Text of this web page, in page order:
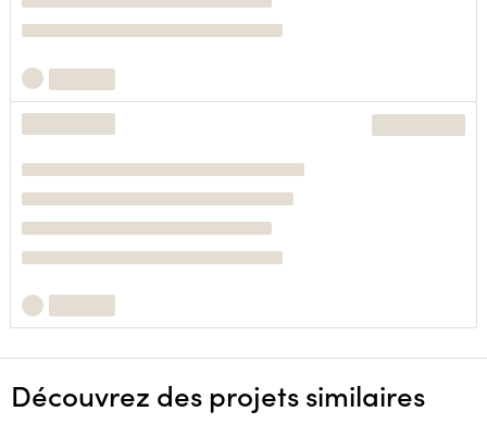
Découvrez des projets similaires